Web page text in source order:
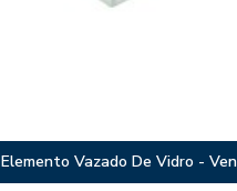
Elemento Vazado De Vidro -